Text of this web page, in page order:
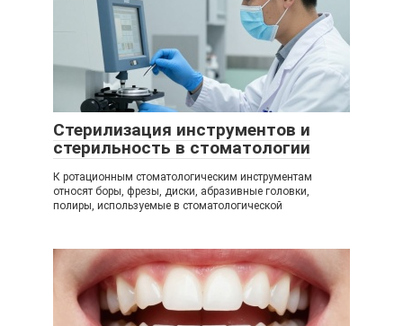
Стерилизация инструментов и
стерильность в стоматологии
К ротационным стоматологическим инструментам
относят боры, фрезы, диски, абразивные головки,
полиры, используемые в стоматологической